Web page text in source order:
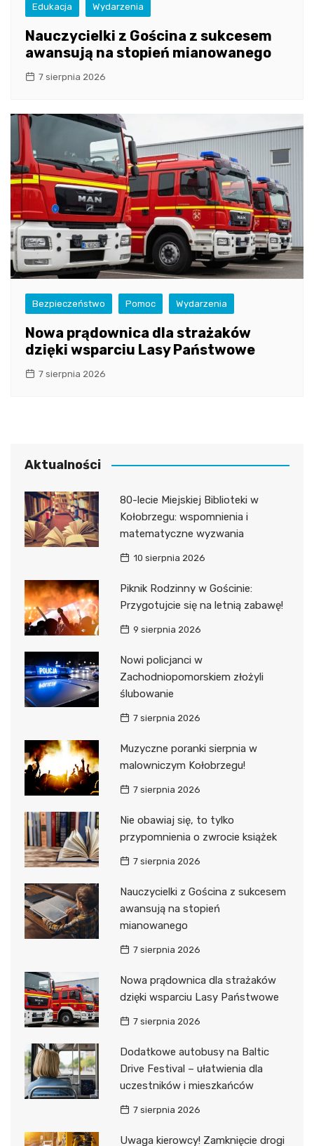
Edukacja Wydarzenia
Nauczycielki z Gościna z sukcesem
awansują na stopień mianowanego
7 sierpnia 2026
Bezpieczeństwo Pomoc Wydarzenia
Nowa prądownica dla strażaków
dzięki wsparciu Lasy Państwowe
7 sierpnia 2026
Aktualności
80-lecie Miejskiej Biblioteki w
Kołobrzegu: wspomnienia i
matematyczne wyzwania
10 sierpnia 2026
Piknik Rodzinny w Gościnie:
Przygotujcie się na letnią zabawę!
9 sierpnia 2026
Nowi policjanci w
Zachodniopomorskiem złożyli
ślubowanie
7 sierpnia 2026
Muzyczne poranki sierpnia w
malowniczym Kołobrzegu!
7 sierpnia 2026
Nie obawiaj się, to tylko
przypomnienia o zwrocie książek
7 sierpnia 2026
Nauczycielki z Gościna z sukcesem
awansują na stopień
mianowanego
7 sierpnia 2026
Nowa prądownica dla strażaków
dzięki wsparciu Lasy Państwowe
7 sierpnia 2026
Dodatkowe autobusy na Baltic
Drive Festival – ułatwienia dla
uczestników i mieszkańców
7 sierpnia 2026
Uwaga kierowcy! Zamknięcie drogi